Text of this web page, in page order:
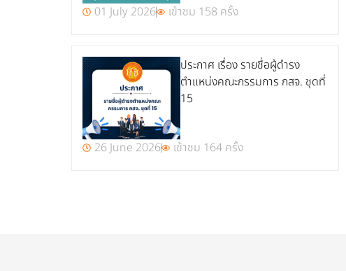
01 July 2026 เข้าชม 158 ครั้ง
ประกาศ เรื่อง รายชื่อผู้ดำรง
ตำแหน่งคณะกรรมการ กสจ. ชุดที่
15
26 June 2026 เข้าชม 164 ครั้ง